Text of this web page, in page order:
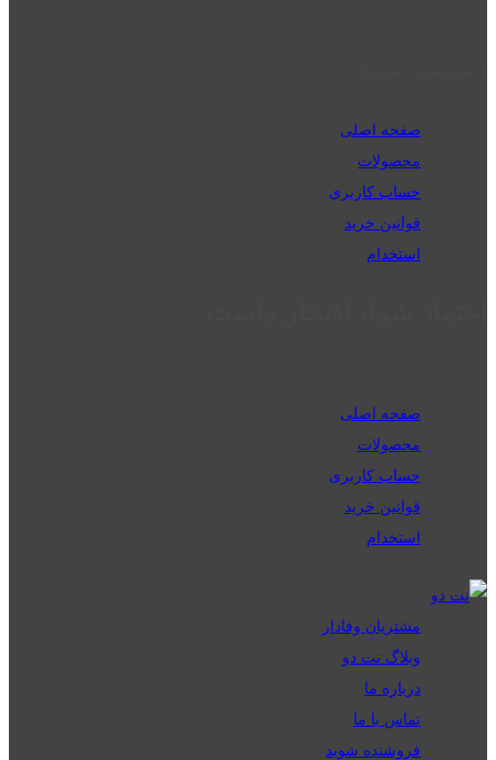
صفحه اصلی
محصولات
حساب کاربری
قوانین خرید
استخدام
صفحه اصلی
محصولات
حساب کاربری
قوانین خرید
استخدام
مشتریان وفادار
وبلاگ نت دو
درباره ما
تماس با ما
فروشنده شوید